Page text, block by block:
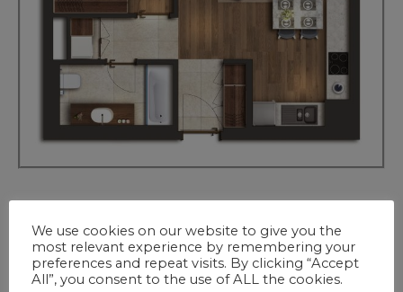
Daire detayları
Özel Fiyatlar
İçin Bize Ulaşın
We use cookies on our website to give you the
most relevant experience by remembering your
preferences and repeat visits. By clicking “Accept
All”, you consent to the use of ALL the cookies.